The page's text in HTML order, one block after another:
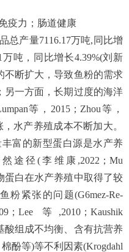
疫力；肠道健康
总产量7116.17万吨,同比增
万吨，同比增长4.39%(刘新
不断扩大，导致鱼粉的需求
另一方面，长期过度的海洋
等，2015；Zhou等，
水产养殖成本不断加大。
富的新型蛋白源是水产养
途径(李维康,2022；Mu
蛋白在水产养殖中取得了较
粉紧张的问题(G6mez-Re-
；Lee 等,2010；Kaushik
酸组成不均衡、含有抗营养
酚等)等不利因素(Krogdahl